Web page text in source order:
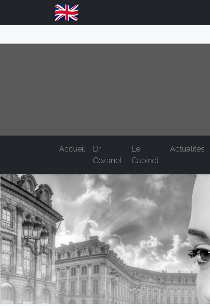
Accueil
Dr
Cozanet
Le
Cabinet
Actualités